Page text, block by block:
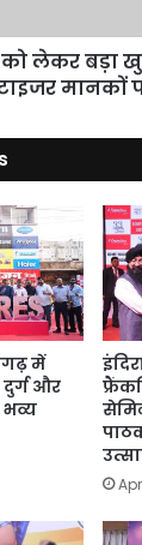
लेकर बड़ा
मानकों
में
और
भव्य